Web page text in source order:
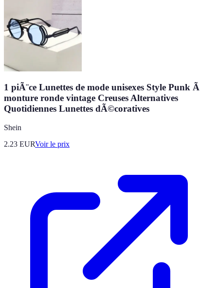
1 piÃ¨ce Lunettes de mode unisexes Style Punk Ã
monture ronde vintage Creuses Alternatives
Quotidiennes Lunettes dÃ©coratives
Shein
2.23 EURVoir le prix